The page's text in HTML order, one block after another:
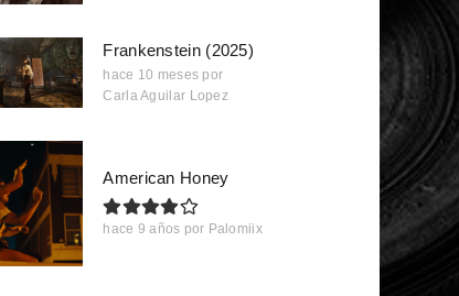
Frankenstein (2025)
hace 10 meses por
Carla Aguilar Lopez
American Honey
hace 9 años por Palomiix